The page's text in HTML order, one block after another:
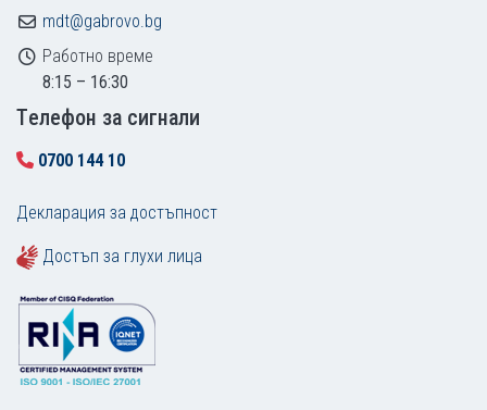
mdt@gabrovo.bg
Работно време
8:15 – 16:30
Tелефон за сигнали
0700 144 10
Декларация за достъпност
Достъп за глухи лица